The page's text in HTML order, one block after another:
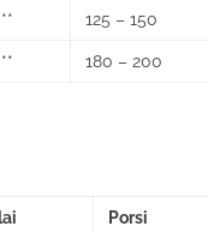
125 – 150
180 – 200
Porsi